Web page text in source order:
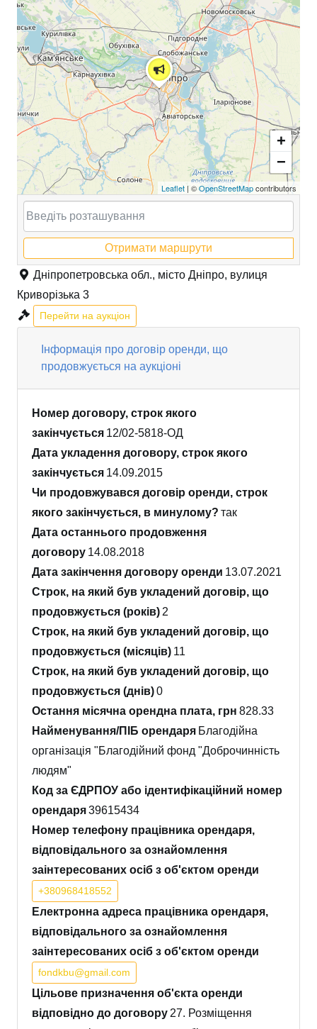
+
−
Leaflet | ©OpenStreetMapcontributors
Отримати маршрути
Дніпропетровська обл., місто Дніпро, вулиця
Криворізька 3
Перейти на аукціон
Інформація про договір оренди, що
продовжується на аукціоні
Номер договору, строк якого
закінчується 12/02-5818-ОД
Дата укладення договору, строк якого
закінчується 14.09.2015
Чи продовжувався договір оренди, строк
якого закінчується, в минулому? так
Дата останнього продовження
договору 14.08.2018
Дата закінчення договору оренди 13.07.2021
Строк, на який був укладений договір, що
продовжується (років) 2
Строк, на який був укладений договір, що
продовжується (місяців) 11
Строк, на який був укладений договір, що
продовжується (днів)0
Остання місячна орендна плата, грн 828.33
Найменування/ПІБ орендаря Благодійна
організація "Благодійний фонд "Доброчинність
людям"
Код за ЄДРПОУ або ідентифікаційний номер
орендаря39615434
Номер телефону працівника орендаря,
відповідального за ознайомлення
заінтересованих осіб з об'єктом оренди
+380968418552
Електронна адреса працівника орендаря,
відповідального за ознайомлення
заінтересованих осіб з об'єктом оренди
fondkbu@gmail.com
Цільове призначення об'єкта оренди
відповідно до договору 27. Розміщення